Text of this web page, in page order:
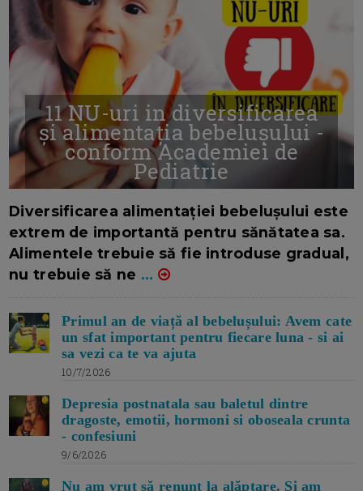
11 NU-uri in diversificarea
și alimentația bebelușului -
conform Academiei de
Pediatrie
Diversificarea alimentației bebelușului este
extrem de importantă pentru sănătatea sa.
Alimentele trebuie să fie introduse gradual,
nu trebuie să ne ...
Primul an de viață al bebelușului: Avem cate
un sfat important pentru fiecare luna - si ai
sa vezi ca te va ajuta
10/7/2026
Depresia postnatala sau baletul dintre
dragoste, emotii, hormoni si oboseala crunta
- confesiuni
9/6/2026
Nu am vrut să renunț la alăptare. Si am